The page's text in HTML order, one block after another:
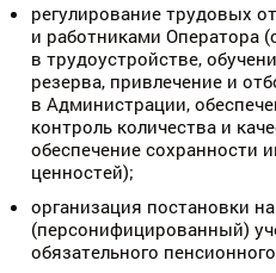
регулирование трудовых
и работниками Оператора
в трудоустройстве,
резерва, привлечение и
в Администрации,
контроль количества и
обеспечение сохранности
ценностей);
организация постановки
(персонифицированный)
обязательного